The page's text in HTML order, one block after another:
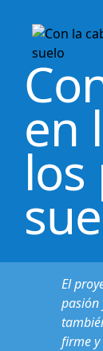
en
los
El
pasión
firme y